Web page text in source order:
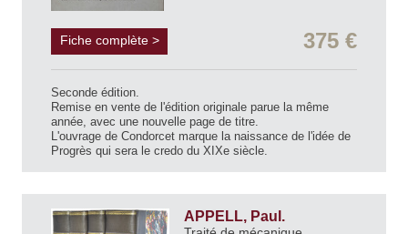
Fiche complète > 375 €
Seconde édition.
Remise en vente de l'édition originale parue la même
année, avec une nouvelle page de titre.
L'ouvrage de Condorcet marque la naissance de l'idée de
Progrès qui sera le credo du XIXe siècle.
APPELL, Paul.